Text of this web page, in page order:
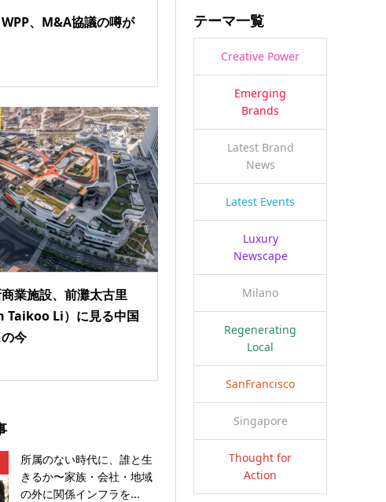
テーマ一覧
Creative Power
Emerging
Brands
Latest Brand
News
Latest Events
Luxury
Newscape
Milano
Regenerating
Local
SanFrancisco
Singapore
Thought for
Action
、M&A協議の噂が
業施設、前灘太古里
Taikoo Li）に見る中国
今
所属のない時代に、誰と生
きるか〜家族・会社・地域
の外に関係インフラを...